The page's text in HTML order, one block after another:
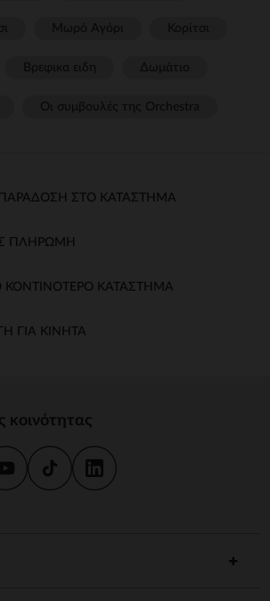
ΣΤΟ ΚΑΤΆΣΤΗΜΑ
ΠΛΗΡΩΜΉ
ΚΟΝΤΙΝΌΤΕΡΟ ΚΑΤΆΣΤΗΜΑ
ΓΙΑ ΚΙΝΗΤΆ
κοινότητας